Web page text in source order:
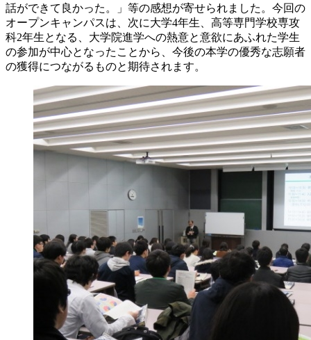
話ができて良かった。」等の感想が寄せられました。今回の
オープンキャンパスは、次に大学4年生、高等専門学校専攻
科2年生となる、大学院進学への熱意と意欲にあふれた学生
の参加が中心となったことから、今後の本学の優秀な志願者
の獲得につながるものと期待されます。